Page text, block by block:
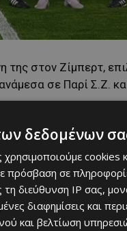
στον Ζίμπερτ,
σε Παρί Σ.Ζ.
δεδομένων
χρησιμοποιούμε cookies
πρόσβαση σε
διεύθυνση IP σας,
διαφημίσεις και
και βελτίωση